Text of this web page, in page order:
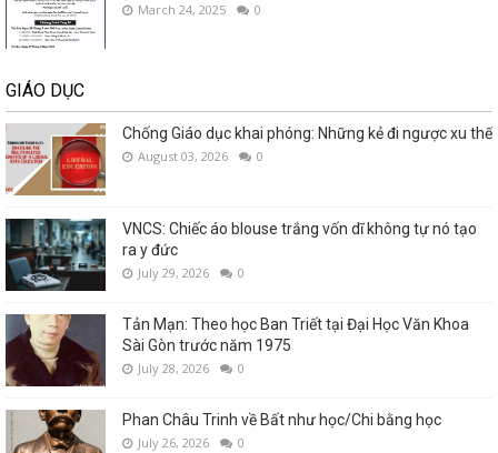
March 24, 2025 0
GIÁO DỤC
Chống Giáo dục khai phóng: Những kẻ đi ngược xu thế
August 03, 2026 0
VNCS: Chiếc áo blouse trắng vốn dĩ không tự nó tạo
ra y đức
July 29, 2026 0
Tản Mạn: Theo học Ban Triết tại Đại Học Văn Khoa
Sài Gòn trước năm 1975
July 28, 2026 0
Phan Châu Trinh về Bất như học/Chi bằng học
July 26, 2026 0